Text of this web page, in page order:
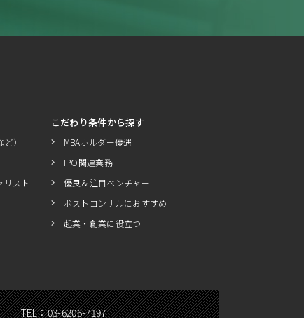
）
リスト
こだわり条件から探す
MBAホルダー優遇
IPO関連業務
優良＆注目ベンチャー
ポストコンサルにおすすめ
起業・創業に役立つ
TEL：03-6206-7197